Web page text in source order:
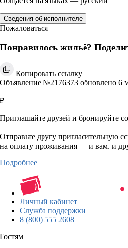
Сведения об исполнителе
Пожаловаться
Понравилось жильё?
Копировать ссылку
Объявление №2176373 обновлено 6
₽
Приглашайте друзей и бронируйте
Отправьте другу пригласительную
на оплату проживания — и вам, и
Подробнее
Личный кабинет
Служба поддержки
8 (800) 555 2608
Гостям